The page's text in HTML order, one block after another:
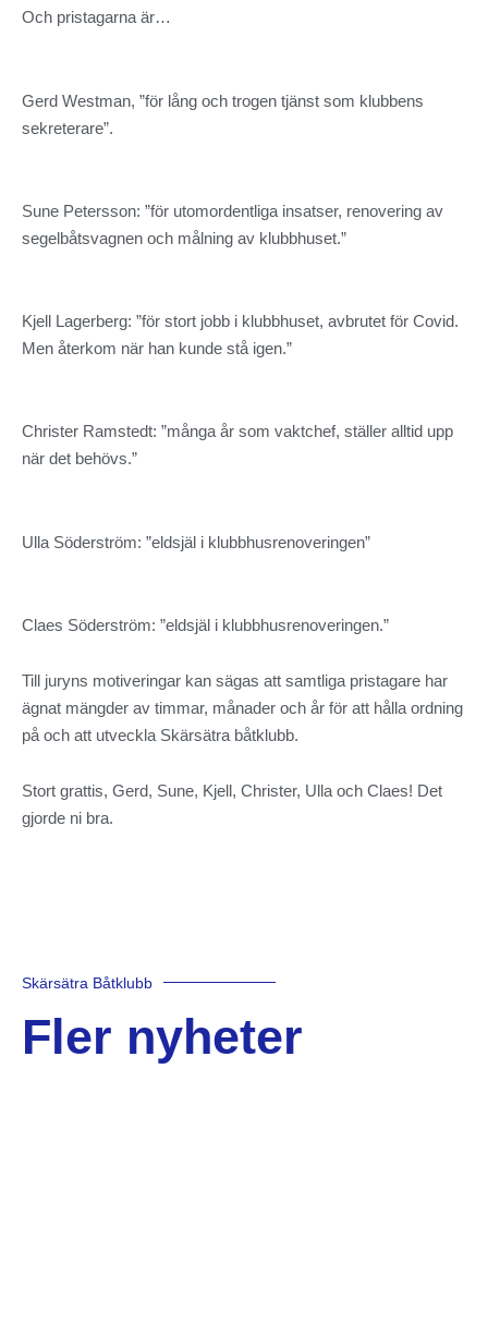
Och pristagarna är…
Gerd Westman, ”för lång och trogen tjänst som klubbens
sekreterare”.
Sune Petersson: ”för utomordentliga insatser, renovering av
segelbåtsvagnen och målning av klubbhuset.”
Kjell Lagerberg: ”för stort jobb i klubbhuset, avbrutet för Covid.
Men återkom när han kunde stå igen.”
Christer Ramstedt: ”många år som vaktchef, ställer alltid upp
när det behövs.”
Ulla Söderström: ”eldsjäl i klubbhusrenoveringen”
Claes Söderström: ”eldsjäl i klubbhusrenoveringen.”
Till juryns motiveringar kan sägas att samtliga pristagare har
ägnat mängder av timmar, månader och år för att hålla ordning
på och att utveckla Skärsätra båtklubb.
Stort grattis, Gerd, Sune, Kjell, Christer, Ulla och Claes! Det
gjorde ni bra.
Skärsätra Båtklubb
Fler nyheter